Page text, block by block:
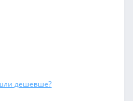
дешевше?